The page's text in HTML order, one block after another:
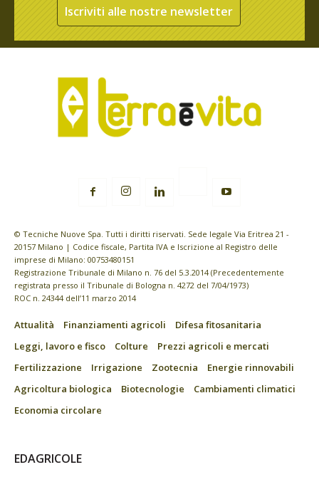
Iscriviti alle nostre newsletter
© Tecniche Nuove Spa. Tutti i diritti riservati. Sede legale Via Eritrea 21 -
20157 Milano | Codice fiscale, Partita IVA e Iscrizione al Registro delle
imprese di Milano: 00753480151
Registrazione Tribunale di Milano n. 76 del 5.3.2014 (Precedentemente
registrata presso il Tribunale di Bologna n. 4272 del 7/04/1973)
ROC n. 24344 dell’11 marzo 2014
Attualità Finanziamenti agricoli
Difesa fitosanitaria
Leggi, lavoro e fisco
Colture
Prezzi agricoli e mercati
Fertilizzazione
Irrigazione Zootecnia
Energie rinnovabili
Agricoltura biologica
Biotecnologie
Cambiamenti climatici
Economia circolare
EDAGRICOLE